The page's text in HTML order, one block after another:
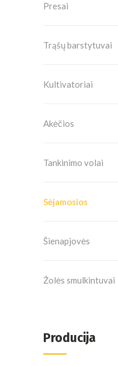
Presai
Trąšų barstytuvai
Kultivatoriai
Akėčios
Tankinimo volai
Sėjamosios
Šienapjovės
Žolės smulkintuvai
Producija